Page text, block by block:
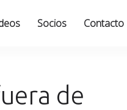
Socios Contacto
de